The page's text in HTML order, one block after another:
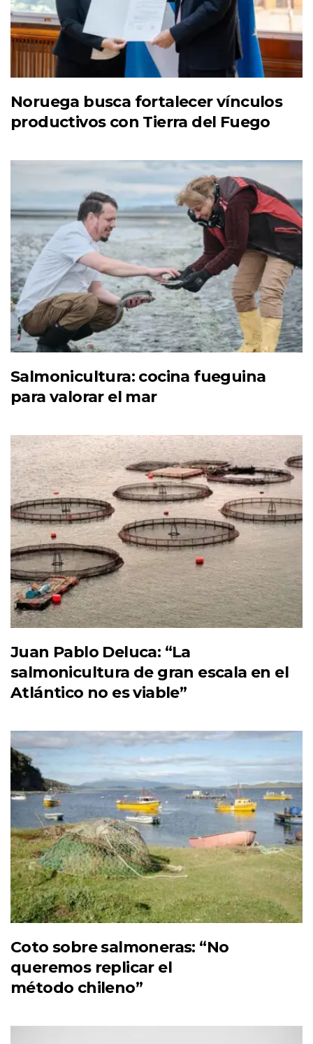
Noruega busca fortalecer vínculos
productivos con Tierra del Fuego
Salmonicultura: cocina fueguina
para valorar el mar
Juan Pablo Deluca: “La
salmonicultura de gran escala en el
Atlántico no es viable”
Coto sobre salmoneras: “No
queremos replicar el
método chileno”